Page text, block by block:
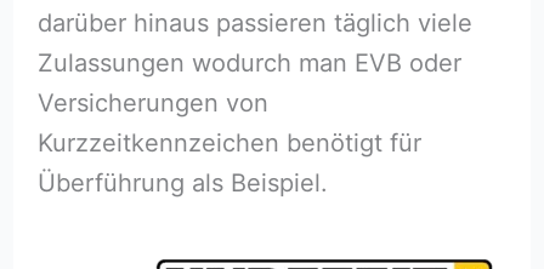
darüber hinaus passieren täglich viele
Zulassungen wodurch man EVB oder
Versicherungen von
Kurzzeitkennzeichen benötigt für
Überführung als Beispiel.